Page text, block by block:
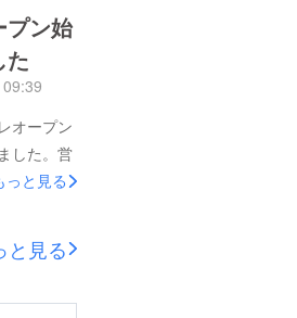
ープン日
）とし
す。プレ
と営業時
すのでご
。9/18～
もありま
しくはｘ
プン始
た
オープン
した。営
制（直前
こともあ
店に来て
っと見る
と見る